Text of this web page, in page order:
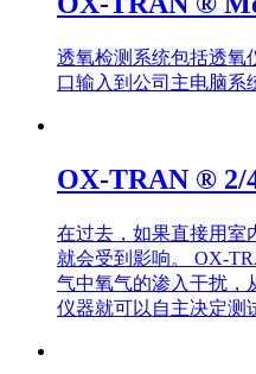
透氧检测系统包括透氧
口输入到公司主电脑系
OX-TRAN ® 2/
在过去，如果直接用室
就会受到影响。 OX-
气中氧气的渗入干扰，
仪器就可以自主决定测